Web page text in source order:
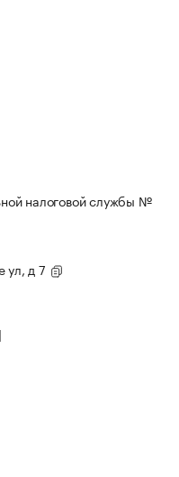
налоговой службы №
ул, д 7